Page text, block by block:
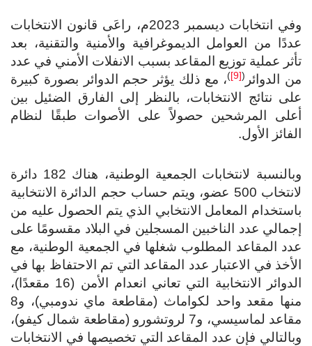
وفي انتخابات ديسمبر 2023م، راعَى قانون الانتخابات
عددًا من العوامل الديموغرافية والأمنية والتقنية، بعد
تأثر عملية توزيع المقاعد بسبب الانفلات الأمني في عدد
من الدوائر (
[9]
)، مع ذلك يؤثر حجم الدوائر بصورة كبيرة
على نتائج الانتخابات، بالنظر إلى الفارق الضئيل بين
أعلى المرشحين حصولاً على الأصوات طبقًا لنظام
الفائز الأول.
وبالنسبة لانتخابات الجمعية الوطنية، هناك 182 دائرة
لانتخاب 500 عضو، ويتم حساب حجم الدائرة الانتخابية
باستخدام المعامل الانتخابي الذي يتم الحصول عليه من
إجمالي عدد الناخبين المسجلين في البلاد مقسومًا على
عدد المقاعد المطلوب شغلها في الجمعية الوطنية، مع
الأخذ في الاعتبار عدد المقاعد التي تم الاحتفاظ بها في
الدوائر الانتخابية التي تعاني انعدام الأمن (16 مقعدًا)،
منها مقعد واحد لكواماث (مقاطعة ماي ندومبي)، و8
مقاعد لماسيسي، و7 لروتشورو (مقاطعة شمال كيفو)،
وبالتالي فإن عدد المقاعد التي تخصيصها في الانتخابات